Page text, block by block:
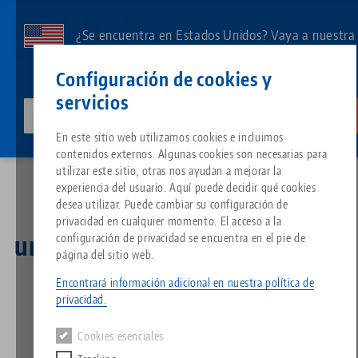
Configuración de cookies y
servicios
En este sitio web utilizamos cookies e incluimos
contenidos externos. Algunas cookies son necesarias para
utilizar este sitio, otras nos ayudan a mejorar la
experiencia del usuario. Aquí puede decidir qué cookies
desea utilizar. Puede cambiar su configuración de
privacidad en cualquier momento. El acceso a la
configuración de privacidad se encuentra en el pie de
página del sitio web.
Encontrará información adicional en nuestra política de
privacidad.
Cookies esenciales
contenido
¿Se encuentra en Estados Unidos? Vaya a nuestra
de su país.
Todo de una sola fuente
Sistema de sujeción de punto
Portapiezas
Grupo de
Tipos de productos
Resumen de productos
Acerca de LANG
Filosofía
Innovaciones
Descargas
FAQ
Solicitud de catálogo
Blog
Noticias
Eventos
Productos correspondientes
Lo sentimos. No hemos podido encontrar ningún resultado.
Ir a la página del producto
Search
Descargas
Breadcrumb
LANG presenta una nueva unidad de estampación y una nueva serie completa de
mordazas de 5 ejes
LANG presenta una nueva
unidad de estampación y una
nueva serie completa de
mordazas de 5 ejes